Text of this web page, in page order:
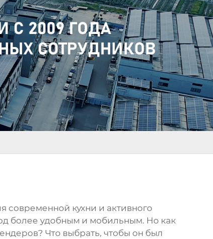
современной кухни и активного
более удобным и мобильным. Но как
? Что выбрать, чтобы он был